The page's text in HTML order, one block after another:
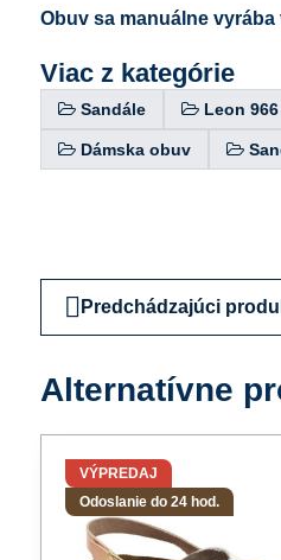
Obuv sa manuálne
Viac z kategórie
Sandále Leon
Dámska obuv
Predchádzajúci
Alternatívne
VÝPREDAJ
Odoslanie do 24 hod.